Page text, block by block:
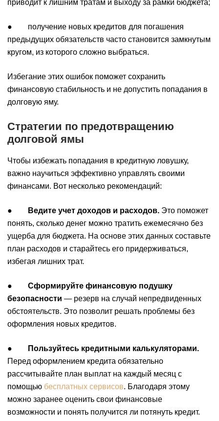
приводит к лишним тратам и выходу за рамки бюджета;
● получение новых кредитов для погашения
предыдущих обязательств часто становится замкнутым
кругом, из которого сложно выбраться.
Избегание этих ошибок поможет сохранить
финансовую стабильность и не допустить попадания в
долговую яму.
Стратегии по предотвращению
долговой ямы
Чтобы избежать попадания в кредитную ловушку,
важно научиться эффективно управлять своими
финансами. Вот несколько рекомендаций:
● Ведите учет доходов и расходов. Это поможет
понять, сколько денег можно тратить ежемесячно без
ущерба для бюджета. На основе этих данных составьте
план расходов и старайтесь его придерживаться,
избегая лишних трат.
● Сформируйте финансовую подушку
безопасности — резерв на случай непредвиденных
обстоятельств. Это позволит решать проблемы без
оформления новых кредитов.
●
Пользуйтесь кредитными калькуляторами.
Перед оформлением кредита обязательно
рассчитывайте план выплат на каждый месяц с
помощью бесплатных сервисов. Благодаря этому
можно заранее оценить свои финансовые
возможности и понять получится ли потянуть кредит.